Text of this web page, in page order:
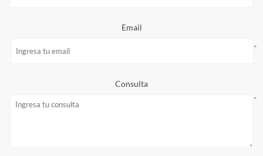
Email
*
Consulta
*